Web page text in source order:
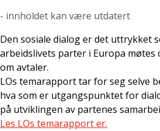
- innholdet kan være utdatert
Den sosiale dialog er det uttrykket
arbeidslivets parter i Europa
om avtaler.
LOs temarapport tar for seg selve
hva som er utgangspunktet for
på utviklingen av partenes
Les LOs temarapport er.